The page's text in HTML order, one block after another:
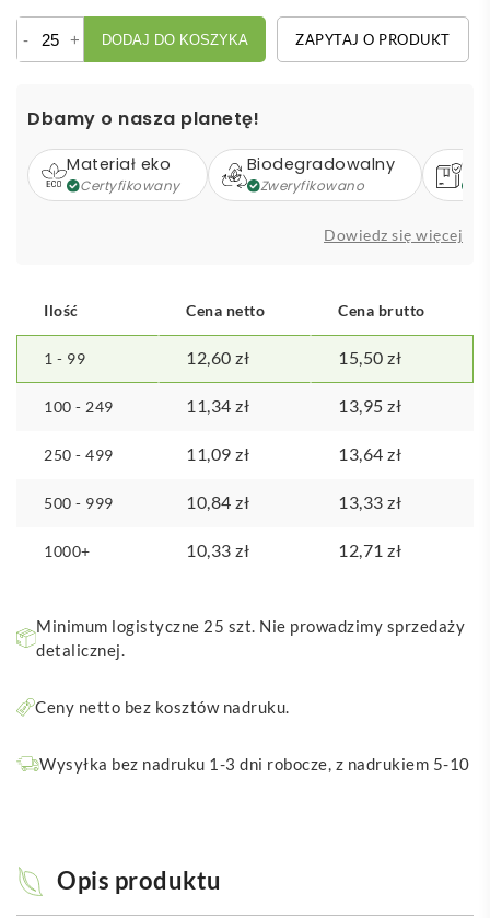
-
Czapka
B'RIGHT
Christabel
+ DODAJ DO KOSZYKA ZAPYTAJ O PRODUKT
Dbamy o nasza planetę!
Materiał eko
Certyfikowany
Biodegradowalny
Zweryfikowano
Dowiedz się więcej
Ilość Cena netto Cena brutto
1 - 99 12,60 zł 15,50 zł
100 - 249 11,34 zł 13,95 zł
250 - 499 11,09 zł 13,64 zł
500 - 999 10,84 zł 13,33 zł
1000+ 10,33 zł 12,71 zł
Minimum logistyczne 25 szt. Nie prowadzimy sprzedaży
detalicznej.
Ceny netto bez kosztów nadruku.
Wysyłka bez nadruku 1-3 dni robocze, z nadrukiem 5-10
Opis produktu